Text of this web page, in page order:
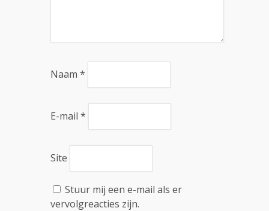
Naam *
E-mail *
Site
Stuur mij een e-mail als er
vervolgreacties zijn.